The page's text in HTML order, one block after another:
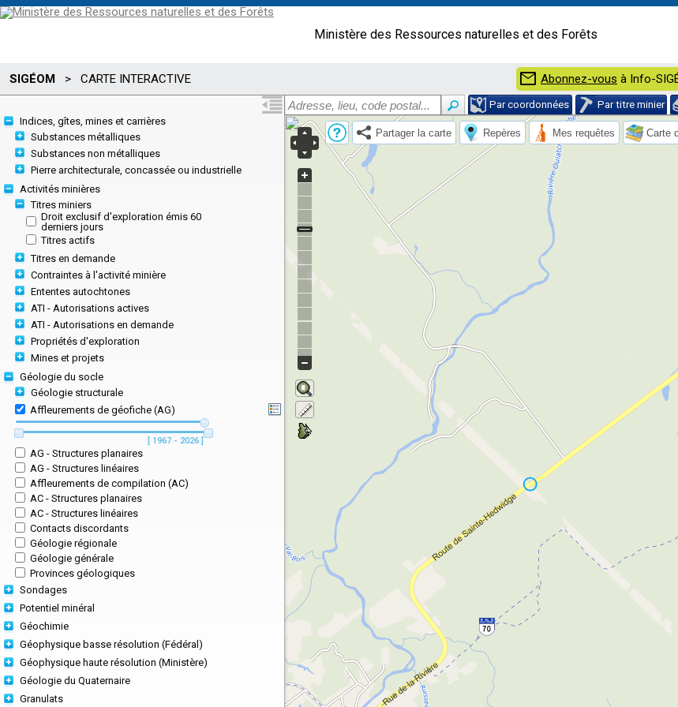
Ministère des Ressources naturelles et des Forêts
SIGÉOM > CARTE INTERACTIVE mail Abonnez-vous à Info-
Par coordonnées Par titre minier
Indices, gîtes, mines et carrières
Substances métalliques
Substances non métalliques
Pierre architecturale, concassée ou industrielle
Activités minières
Titres miniers
Droit exclusif d'exploration émis 60
derniers jours
Titres actifs
Titres en demande
Contraintes à l'activité minière
Ententes autochtones
ATI - Autorisations actives
ATI - Autorisations en demande
Propriétés d'exploration
Mines et projets
Géologie du socle
Géologie structurale
Affleurements de géofiche (AG)
[ 1967 - 2026 ]
AG - Structures planaires
AG - Structures linéaires
Affleurements de compilation (AC)
AC - Structures planaires
AC - Structures linéaires
Contacts discordants
Géologie régionale
Géologie générale
Provinces géologiques
Sondages
Potentiel minéral
Géochimie
Géophysique basse résolution (Fédéral)
Géophysique haute résolution (Ministère)
Géologie du Quaternaire
Granulats
Partager la carte Repères Mes requêtes Carte